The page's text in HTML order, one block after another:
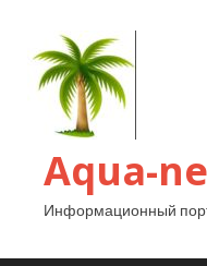
Aqua-
Информационный